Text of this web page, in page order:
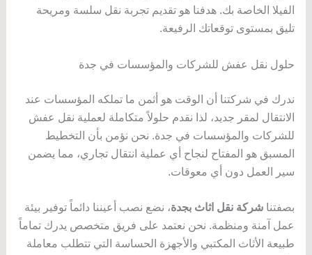
الفيلا الخاصة بك. هدفنا هو تقديم تجربة نقل سلسة ومريحة
تليق بمستوى توقعاتك الرفيعة.
حلول نقل عفش للشركات والمؤسسات في جدة
ندرك في شركتنا أن الوقت هو أثمن ما تملكه المؤسسات عند
الانتقال لمقر جديد، لذا نقدم حلولاً متكاملة لعملية نقل عفش
للشركات والمؤسسات في جدة. نحن نؤمن بأن التخطيط
المسبق هو المفتاح لنجاح أي عملية انتقال تجاري، مما يضمن
سير العمل دون أي معوقات.
بصفتنا شركة نقل اثاث بجدة، نضع نصب أعيننا دائماً توفير بيئة
عمل آمنة ومنظمة. نحن نعتمد على فريق متخصص يدرك تماماً
طبيعة الأثاث المكتبي والأجهزة الحساسة التي تتطلب معاملة